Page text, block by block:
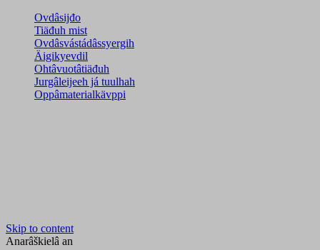
Ovdâsijđo
Tiäđuh mist
Ovdâsvástádâssyergih
Äigikyevdil
Ohtâvuotâtiäđuh
Jurgâleijeeh já tuulhah
Oppâmaterialkävppi
Skip to content
Anarâškielâ an